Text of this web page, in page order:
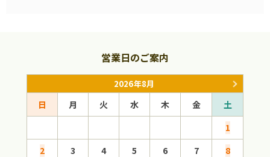
営業日のご案内
2026年8月
日 月 火 水 木 金
土
1
2
3 4 5 6 7
8